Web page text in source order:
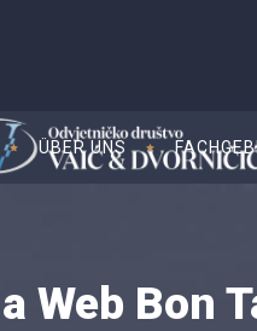
ÜBER UNS
Web Bon